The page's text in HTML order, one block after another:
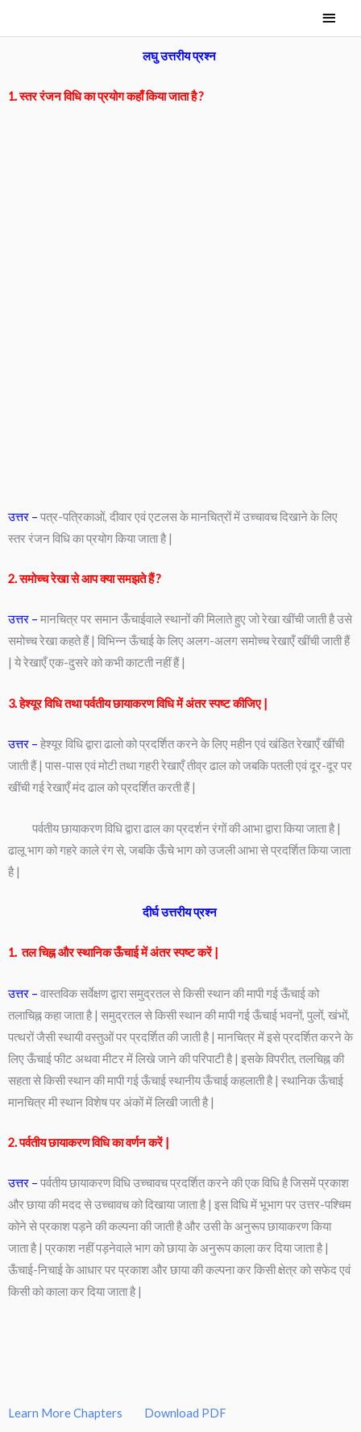
Main
Menu
लघु उत्तरीय प्रश्न
1. स्तर रंजन विधि का प्रयोग कहाँ किया जाता है ?
उत्तर – पत्र-पत्रिकाओं, दीवार एवं एटलस के मानचित्रों में उच्चावच दिखाने के लिए
स्तर रंजन विधि का प्रयोग किया जाता है |
2. समोच्च रेखा से आप क्या समझते हैं ?
उत्तर – मानचित्र पर समान ऊँचाईवाले स्थानों की मिलाते हुए जो रेखा खींची जाती है उसे
समोच्च रेखा कहते हैं | विभिन्न ऊँचाई के लिए अलग-अलग समोच्च रेखाएँ खींची जाती हैं
| ये रेखाएँ एक-दुसरे को कभी काटती नहीं हैं |
3. हेश्यूर विधि तथा पर्वतीय छायाकरण विधि में अंतर स्पष्ट कीजिए |
उत्तर – हेश्यूर विधि द्वारा ढालो को प्रदर्शित करने के लिए महीन एवं खंडित रेखाएँ खींची
जाती हैं | पास-पास एवं मोटी तथा गहरी रेखाएँ तीव्र ढाल को जबकि पतली एवं दूर-दूर पर
खींची गई रेखाएँ मंद ढाल को प्रदर्शित करती हैं |
पर्वतीय छायाकरण विधि द्वारा ढाल का प्रदर्शन रंगों की आभा द्वारा किया जाता है |
ढालू भाग को गहरे काले रंग से, जबकि ऊँचे भाग को उजली आभा से प्रदर्शित किया जाता
है |
दीर्घ उत्तरीय प्रश्न
1. तल चिह्न और स्थानिक ऊँचाई में अंतर स्पष्ट करें |
उत्तर – वास्तविक सर्वेक्षण द्वारा समुद्रतल से किसी स्थान की मापी गई ऊँचाई को
तलाचिह्न कहा जाता है | समुद्रतल से किसी स्थान की मापी गई ऊँचाई भवनों, पुलों, खंभों,
पत्थरों जैसी स्थायी वस्तुओं पर प्रदर्शित की जाती है | मानचित्र में इसे प्रदर्शित करने के
लिए ऊँचाई फीट अथवा मीटर में लिखे जाने की परिपाटी है | इसके विपरीत, तलचिह्न की
सहता से किसी स्थान की मापी गई ऊँचाई स्थानीय ऊँचाई कहलाती है | स्थानिक ऊँचाई
मानचित्र मी स्थान विशेष पर अंकों में लिखी जाती है |
2. पर्वतीय छायाकरण विधि का वर्णन करें |
उत्तर – पर्वतीय छायाकरण विधि उच्चावच प्रदर्शित करने की एक विधि है जिसमें प्रकाश
और छाया की मदद से उच्चावच को दिखाया जाता है | इस विधि में भूभाग पर उत्तर-पश्चिम
कोने से प्रकाश पड़ने की कल्पना की जाती है और उसी के अनुरूप छायाकरण किया
जाता है | प्रकाश नहीं पड़नेवाले भाग को छाया के अनुरूप काला कर दिया जाता है |
ऊँचाई-निचाई के आधार पर प्रकाश और छाया की कल्पना कर किसी क्षेत्र को सफेद एवं
किसी को काला कर दिया जाता है |
Learn More Chapters Download PDF